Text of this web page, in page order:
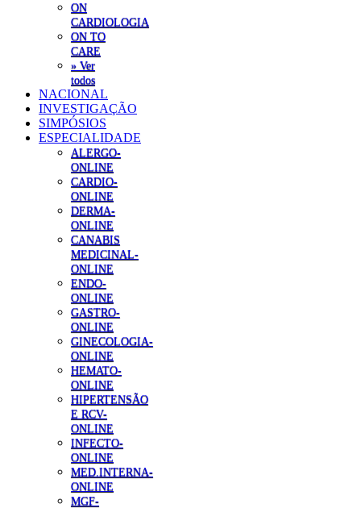
ON
CARDIOLOGIA
ON TO
CARE
» Ver
todos
NACIONAL
INVESTIGAÇÃO
SIMPÓSIOS
ESPECIALIDADE
ALERGO-
ONLINE
CARDIO-
ONLINE
DERMA-
ONLINE
CANABIS
MEDICINAL-
ONLINE
ENDO-
ONLINE
GASTRO-
ONLINE
GINECOLOGIA-
ONLINE
HEMATO-
ONLINE
HIPERTENSÃO
E RCV-
ONLINE
INFECTO-
ONLINE
MED.INTERNA-
ONLINE
MGF-